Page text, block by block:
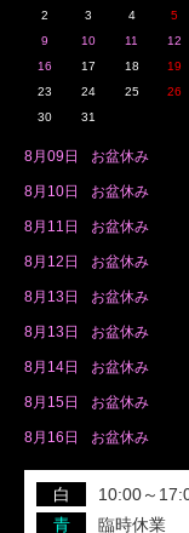
2
3 4 5
9
10 11 12
16
17 18 19
23
24 25 26
30
31
8月 09日 お盆休み
8月 10日 お盆休み
8月 11日 お盆休み
8月 12日 お盆休み
8月 13日 お盆休み
8月 13日 お盆休み
8月 14日 お盆休み
8月 15日 お盆休み
8月 16日 お盆休み
白
10:00～
青
臨時休業